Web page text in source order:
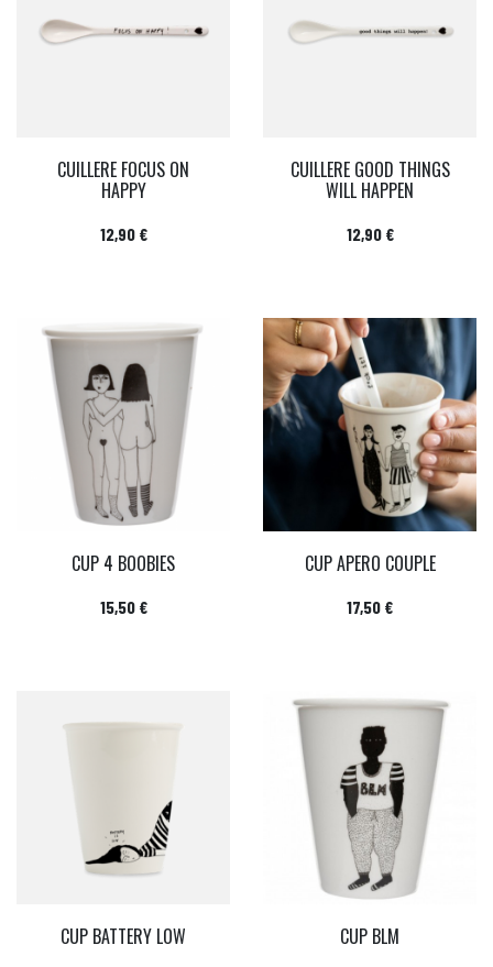
CUILLERE FOCUS ON
HAPPY
Prix
12,90 €
CUILLERE GOOD THINGS
WILL HAPPEN
Prix
12,90 €
CUP 4 BOOBIES
Prix
15,50 €
CUP APERO COUPLE
Prix
17,50 €
CUP BATTERY LOW CUP BLM